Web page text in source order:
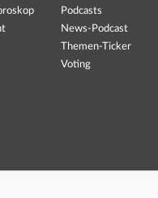
Podcasts
News-Podcast
Themen-Ticker
Voting